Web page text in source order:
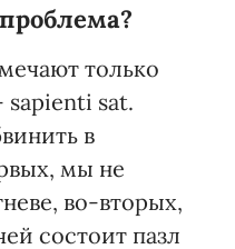
только
sat.
в
мы не
во-вторых,
состоит пазл